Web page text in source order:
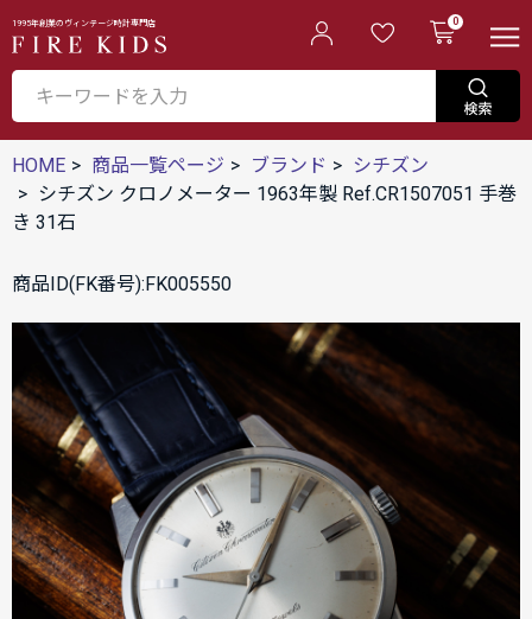
1995年創業のヴィンテージ時計専門店 0
HOME 商品一覧ページ ブランド
シチズン
シチズン クロノメーター 1963年製 Ref.CR1507051 手巻
き 31石
商品ID(FK番号):FK005550